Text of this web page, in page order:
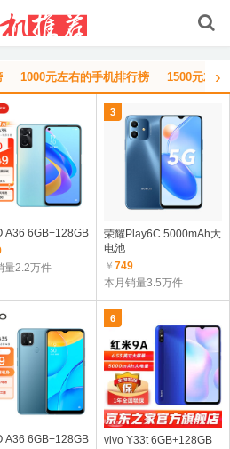
1000元左右的手机排行榜 1500元左›
A36 6GB+128GB
量2.2万件
3
荣耀Play6C 5000mAh大
电池
￥749
本月销量3.5万件
A36 6GB+128GB
6
vivo Y33t 6GB+128GB